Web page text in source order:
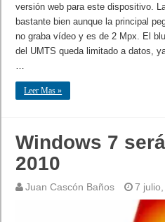
versión web para este dispositivo.
bastante bien aunque la principal
no graba vídeo y es de 2 Mpx. El
del UMTS queda limitado a datos,
Leer Mas »
Windows 7
2010
Juan Cascón Baños 7